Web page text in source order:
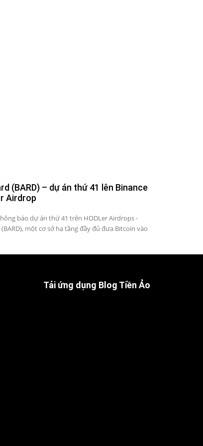
(BARD) – dự án thứ 41 lên Binance
Airdrop
báo dự án thứ 41 trên HODLer Airdrops -
một cơ sở hạ tầng đầy đủ đưa Bitcoin vào
Tải ứng dụng Blog Tiền Ảo